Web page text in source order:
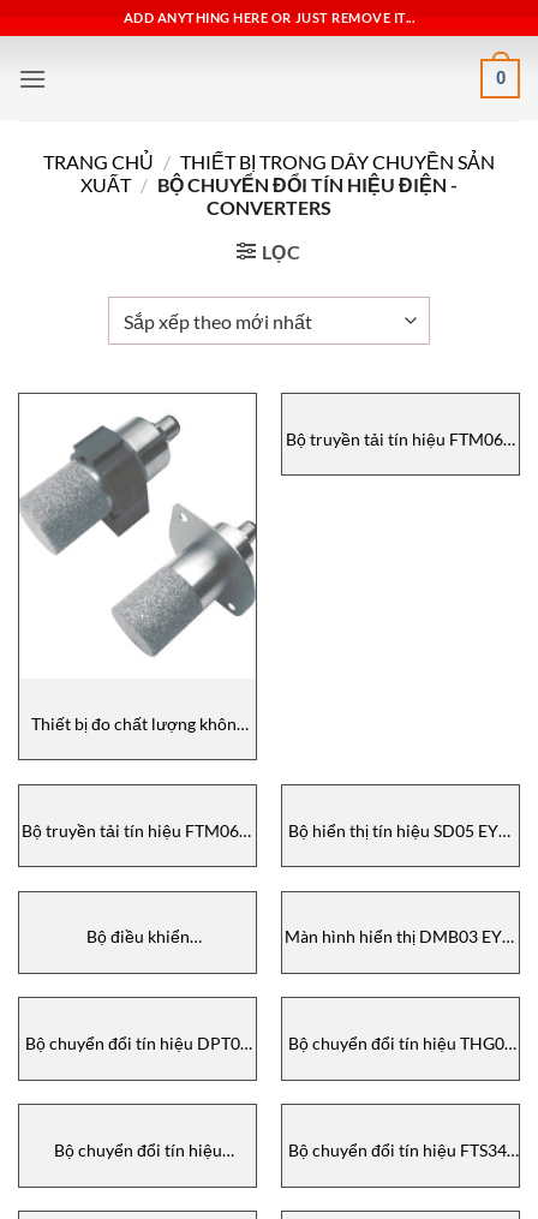
qua
nội
ADD ANYTHING HERE OR JUST REMOVE IT...
0
TRANG CHỦ / THIẾT BỊ TRONG DÂY CHUYỀN SẢN
XUẤT / BỘ CHUYỂN ĐỔI TÍN HIỆU ĐIỆN -
CONVERTERS
LỌC
Thiết bị đo chất lượng không
Bộ truyền tải tín hiệu FTM06D
Bộ truyền tải tín hiệu FTM06T-
Bộ hiển thị tín hiệu SD05 EYC-
Bộ điều khiển
Tech
Màn hình hiển thị DMB03 EYC-
Bộ chuyển đổi tín hiệu DPT02
Bộ chuyển đổi tín hiệu THG03
Bộ chuyển đổi tín hiệu
Bộ chuyển đổi tín hiệu FTS34/